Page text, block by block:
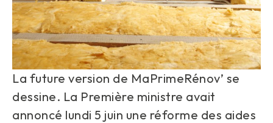
La future version de MaPrimeRénov’ se
dessine. La Première ministre avait
annoncé lundi 5 juin une réforme des aides